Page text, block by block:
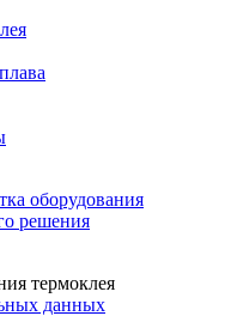
оборудования
решения
термоклея
данных